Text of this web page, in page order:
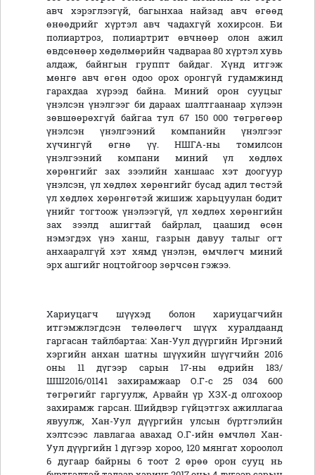
авч хэрэглээгүй, багынхаа найзад авч өгөөд
өнөөдрийг хүртэл авч чадахгүй хохирсон. Би
полиартроз, полиартрит өвчнөөр олон ажил
өвдсөнөөр хөдөлмөрийн чадвараа 80 хүртэл хувь
алдаж, байнгын группт байдаг. Хүнд итгэж
мөнгө авч өгөн одоо орох оронгүй гудамжинд
гарахдаа хүрээд байна. Миний орон сууцыг
үнэлсэн үнэлгээг би дараах шалтгаанаар хүлээн
зөвшөөрөхгүй байгаа тул 67 150 000 төгрөгөөр
үнэлсэн үнэлгээний компанийн үнэлгээг
хүчингүй өгнө үү. НШГА-ны томилсон
үнэлгээний компани миний үл хөдлөх
хөрөнгийг зах зээлийн ханшаас хэт доогуур
үнэлсэн, үл хөдлөх хөрөнгийг бусад адил төстэй
үл хөдлөх хөрөнгөтэй жишиж харьцуулан бодит
үнийг тогтоож үнэлээгүй, үл хөдлөх хөрөнгийн
зах зээлд ашигтай байрлал, цаашид өсөн
нэмэгдэх үнэ ханш, газрын давуу талыг огт
анхааралгүй хэт хямд үнэлэн, өмчлөгч миний
эрх ашгийг ноцтойгоор зөрчсөн гэжээ.
Хариуцагч шүүхэд болон хариуцагчийн
итгэмжлэгдсэн төлөөлөгч шүүх хуралдаанд
гаргасан тайлбартаа: Хан-Уул дүүргийн Иргэний
хэргийн анхан шатны шүүхийн шүүгчийн 2016
оны 11 дүгээр сарын 17-ны өдрийн 183/
ШШ2016/01141 захирамжаар О.Г-с 25 034 600
төгрөгийг гаргуулж, Арвайн үр ХЗХ-д олгохоор
захирамж гарсан. Шийдвэр гүйцэтгэх ажиллагаа
явуулж, Хан-Уул дүүргийн улсын бүртгэлийн
хэлтсээс лавлагаа авахад О.Г-ийн өмчлөл Хан-
Уул дүүргийн 1 дүгээр хороо, 120 мянгат хороолол
6 дугаар байрны 6 тоот 2 өрөө орон сууц нь